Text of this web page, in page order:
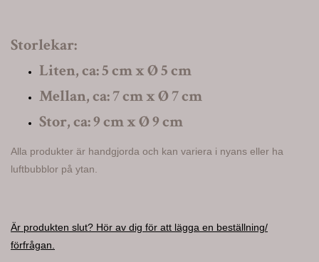
Storlekar:
Liten, ca: 5 cm xØ5 cm
Mellan, ca: 7 cm xØ7 cm
Stor, ca: 9 cm xØ9 cm
Alla produkter är handgjorda och kan variera i nyans eller ha
luftbubblor på ytan.
Är produkten slut? Hör av dig för att lägga en beställning/
förfrågan.